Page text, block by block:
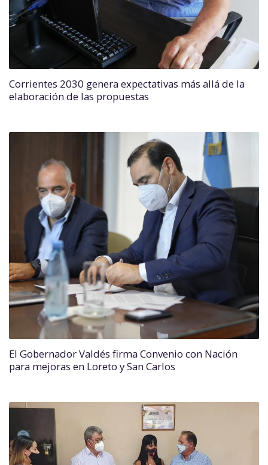
Corrientes 2030 genera expectativas más allá de la
elaboración de las propuestas
El Gobernador Valdés firma Convenio con Nación
para mejoras en Loreto y San Carlos